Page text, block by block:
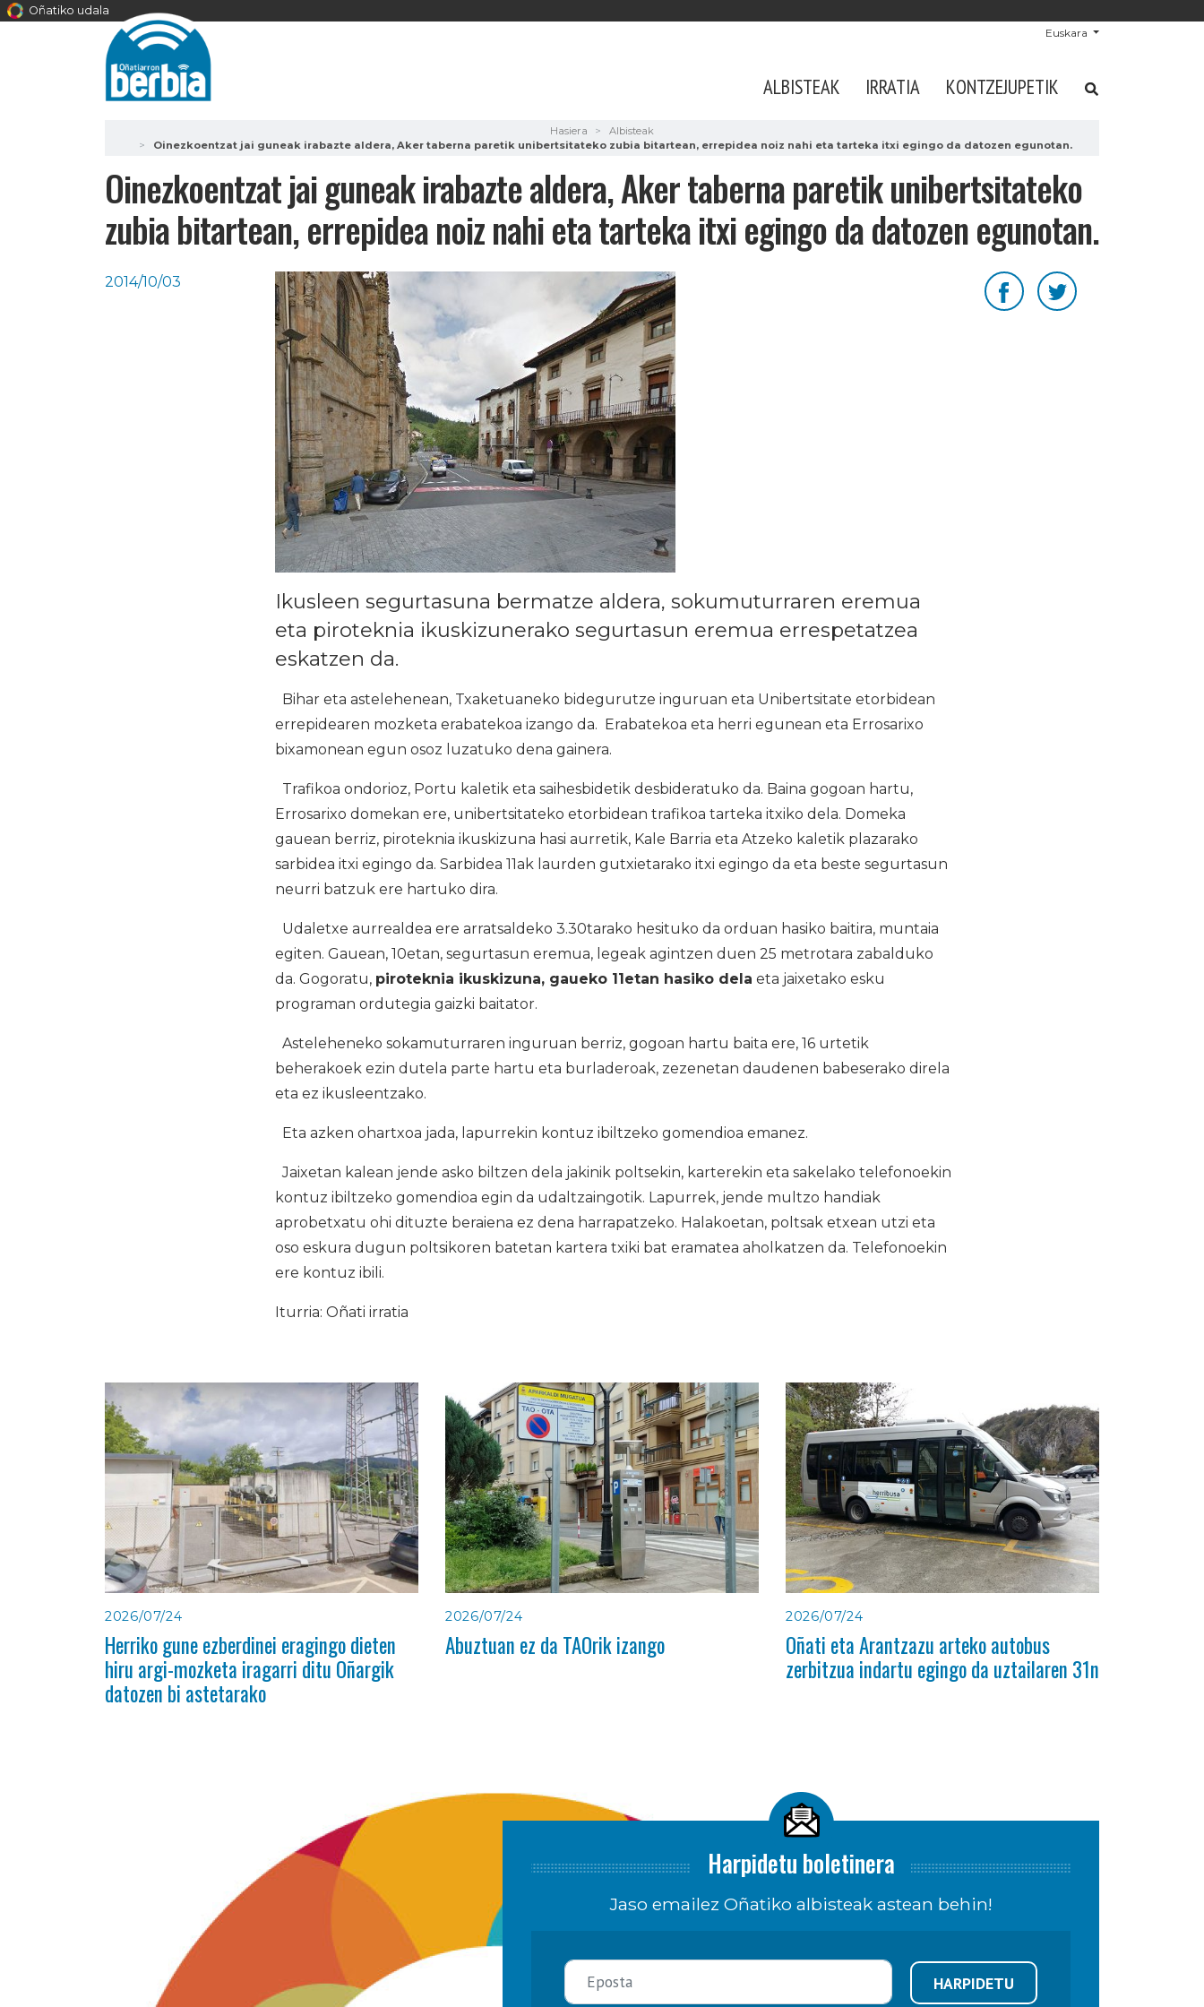
Oñatiko udala
Euskara
ALBISTEAK IRRATIA KONTZEJUPETIK
Hasiera
Albisteak
Oinezkoentzat jai guneak irabazte aldera, Aker taberna paretik unibertsitateko zubia bitartean, errepidea noiz nahi eta tarteka itxi egingo da datozen egunotan.
Oinezkoentzat jai guneak irabazte aldera, Aker taberna paretik unibertsitateko
zubia bitartean, errepidea noiz nahi eta tarteka itxi egingo da datozen egunotan.
2014/10/03
Ikusleen segurtasuna bermatze aldera, sokumuturraren eremua
eta piroteknia ikuskizunerako segurtasun eremua errespetatzea
eskatzen da.
Bihar eta astelehenean, Txaketuaneko bidegurutze inguruan eta Unibertsitate etorbidean
errepidearen mozketa erabatekoa izango da. Erabatekoa eta herri egunean eta Errosarixo
bixamonean egun osoz luzatuko dena gainera.
Trafikoa ondorioz, Portu kaletik eta saihesbidetik desbideratuko da. Baina gogoan hartu,
Errosarixo domekan ere, unibertsitateko etorbidean trafikoa tarteka itxiko dela. Domeka
gauean berriz, piroteknia ikuskizuna hasi aurretik, Kale Barria eta Atzeko kaletik plazarako
sarbidea itxi egingo da. Sarbidea 11ak laurden gutxietarako itxi egingo da eta beste segurtasun
neurri batzuk ere hartuko dira.
Udaletxe aurrealdea ere arratsaldeko 3.30tarako hesituko da orduan hasiko baitira, muntaia
egiten. Gauean, 10etan, segurtasun eremua, legeak agintzen duen 25 metrotara zabalduko
da. Gogoratu, piroteknia ikuskizuna, gaueko 11etan hasiko dela eta jaixetako esku
programan ordutegia gaizki baitator.
Asteleheneko sokamuturraren inguruan berriz, gogoan hartu baita ere, 16 urtetik
beherakoek ezin dutela parte hartu eta burladeroak, zezenetan daudenen babeserako direla
eta ez ikusleentzako.
Eta azken ohartxoa jada, lapurrekin kontuz ibiltzeko gomendioa emanez.
Jaixetan kalean jende asko biltzen dela jakinik poltsekin, karterekin eta sakelako telefonoekin
kontuz ibiltzeko gomendioa egin da udaltzaingotik. Lapurrek, jende multzo handiak
aprobetxatu ohi dituzte beraiena ez dena harrapatzeko. Halakoetan, poltsak etxean utzi eta
oso eskura dugun poltsikoren batetan kartera txiki bat eramatea aholkatzen da. Telefonoekin
ere kontuz ibili.
Iturria: Oñati irratia
2026/07/24
Herriko gune ezberdinei eragingo dieten
hiru argi-mozketa iragarri ditu Oñargik
datozen bi astetarako
2026/07/24
Abuztuan ez da TAOrik izango
2026/07/24
Oñati eta Arantzazu arteko autobus
zerbitzua indartu egingo da uztailaren 31n
Harpidetu boletinera
Jaso emailez Oñatiko albisteak astean behin!
HARPIDETU